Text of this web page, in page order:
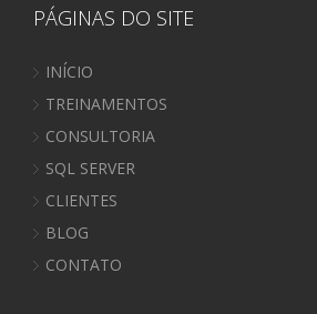
PÁGINAS DO SITE
INÍCIO
TREINAMENTOS
CONSULTORIA
SQL SERVER
CLIENTES
BLOG
CONTATO